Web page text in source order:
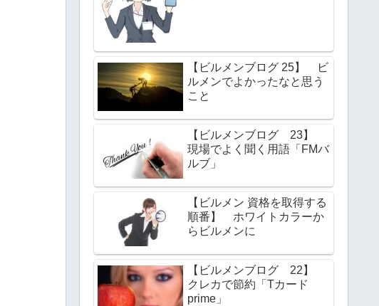
【ビルメンブログ 25】 ビ
ルメンでよかったなと思う
こと
【ビルメンブログ 23】
現場でよく聞く用語「FMバ
ルブ」
【ビルメン 資格を取得する
順番】 ホワイトカラーか
らビルメンに
【ビルメンブログ 22】
クレカで節約「Tカード
prime」